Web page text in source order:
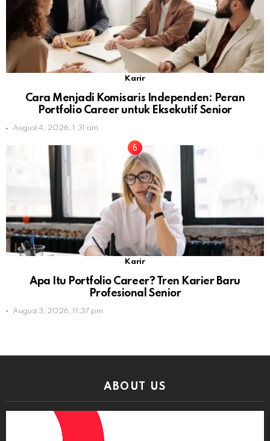
Karir
Cara Menjadi Komisaris Independen: Peran
Portfolio Career untuk Eksekutif Senior
August 4, 2026, 1:31 am
Karir
Apa Itu Portfolio Career? Tren Karier Baru
Profesional Senior
August 3, 2026, 11:37 pm
ABOUT US